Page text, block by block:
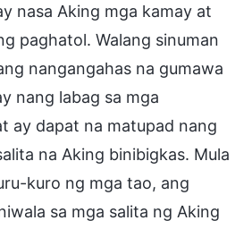
nasa Aking mga kamay at
paghatol. Walang sinuman
nangangahas na gumawa
nang labag sa mga
ay dapat na matupad nang
na Aking binibigkas. Mula
kuro ng mga tao, ang
sa mga salita ng Aking